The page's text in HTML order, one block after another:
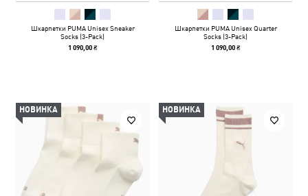
Шкарпетки PUMA Unisex Sneaker
Socks (3-Pack)
1 090,00 ₴
Шкарпетки PUMA Unisex Quarter
Socks (3-Pack)
1 090,00 ₴
НОВИНКА НОВИНКА